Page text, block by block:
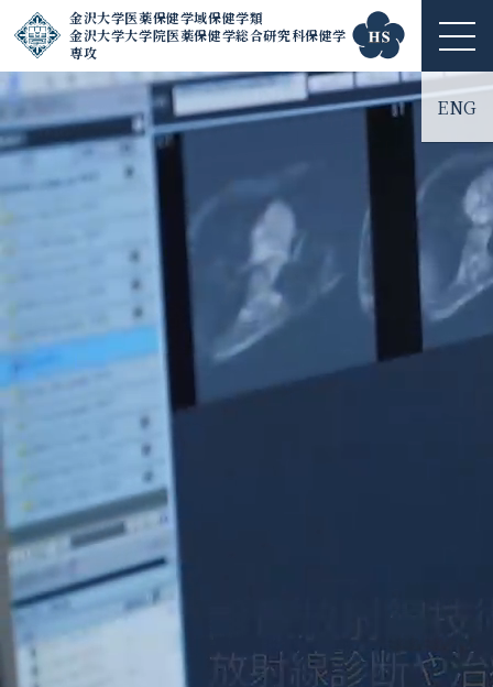
金沢大学医薬保健学域保健学類
金沢大学大学院医薬保健学総合研究科保健学
専攻
ME
NU
ENG